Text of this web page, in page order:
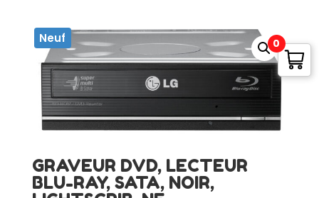
Neuf
GRAVEUR DVD, LECTEUR
BLU-RAY, SATA, NOIR,
0